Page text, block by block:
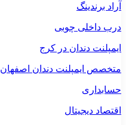
آراد برندینگ
درب داخلی چوبی
ایمپلنت دندان در کرج
متخصص ایمپلنت دندان اصفهان
حسابداری
اقتصاد دیجیتال